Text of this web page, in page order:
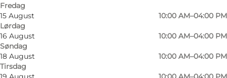
Fredag
15 August
Lørdag
10:00 AM–04:00 PM
16 August
Søndag
10:00 AM–04:00 PM
18 August
Tirsdag
10:00 AM–04:00 PM